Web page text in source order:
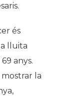
és
lluita
anys.
mostrar la